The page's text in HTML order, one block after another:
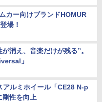
カー向けブランドHOMUR
場！
消え、音楽だけが残る”。
」
アルミホイール「CE28 N-p
性を向上